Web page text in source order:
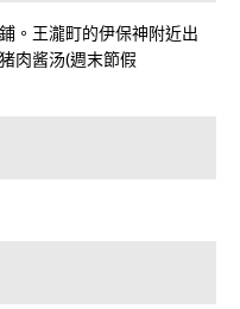
。王瀧町的伊保神附近出
肉酱汤(週末節假